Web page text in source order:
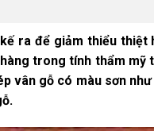
ra để giảm thiểu thiệt
trong tính thẩm mỹ
vân gỗ có màu sơn